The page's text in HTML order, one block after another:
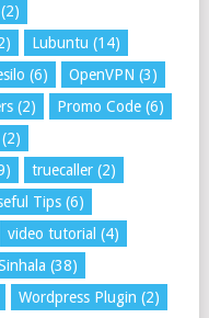
(2)
Lubuntu (14)
(6) OpenVPN (3)
(2) Promo Code(6)
(2)
truecaller(2)
Tips(6)
video tutorial (4)
(38)
Wordpress Plugin (2)